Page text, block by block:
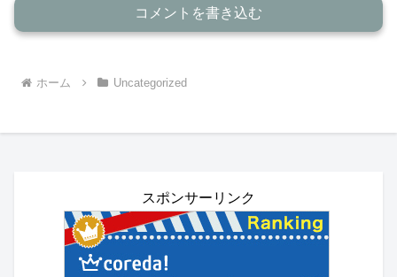
コメントを書き込む
ホーム Uncategorized
スポンサーリンク